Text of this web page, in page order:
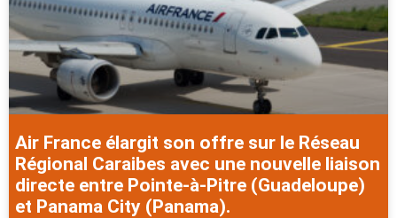
Air France élargit son offre sur le Réseau
Régional Caraibes avec une nouvelle liaison
directe entre Pointe-à-Pitre (Guadeloupe)
et Panama City (Panama).